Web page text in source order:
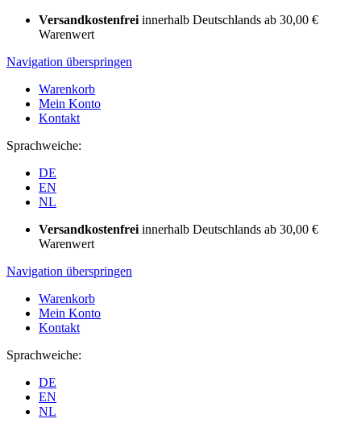
Versandkostenfrei innerhalb Deutschlands ab 30,00 €
Warenwert
Navigation überspringen
Warenkorb
Mein Konto
Kontakt
Sprachweiche:
DE
EN
NL
Versandkostenfrei innerhalb Deutschlands ab 30,00 €
Warenwert
Navigation überspringen
Warenkorb
Mein Konto
Kontakt
Sprachweiche:
DE
EN
NL